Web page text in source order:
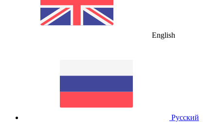
English
Русский